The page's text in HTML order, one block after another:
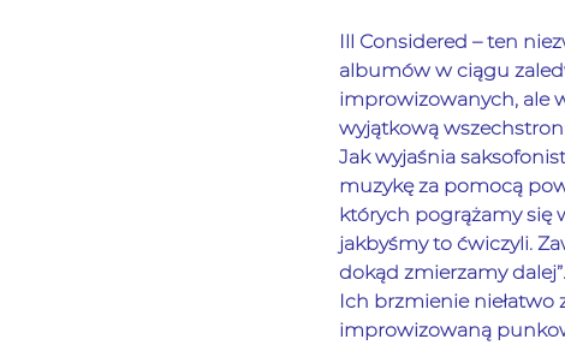
Ill Considered – ten
albumów w ciągu
improwizowanych, ale
wyjątkową
Jak wyjaśnia
muzykę za pomocą
których pogrążamy się
jakbyśmy to ćwiczyli.
dokąd zmierzamy dalej”.
Ich brzmienie niełatwo
improwizowaną